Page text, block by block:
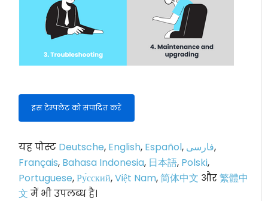
इस टेम्पलेट को संपादित करें
यह पोस्ट Deutsche, English, Español, فارسی,
Français, Bahasa Indonesia, 日本語, Polski,
Portuguese,Ру́сский,Việt Nam,简体中文 और繁體中
文 में भी उपलब्ध है।